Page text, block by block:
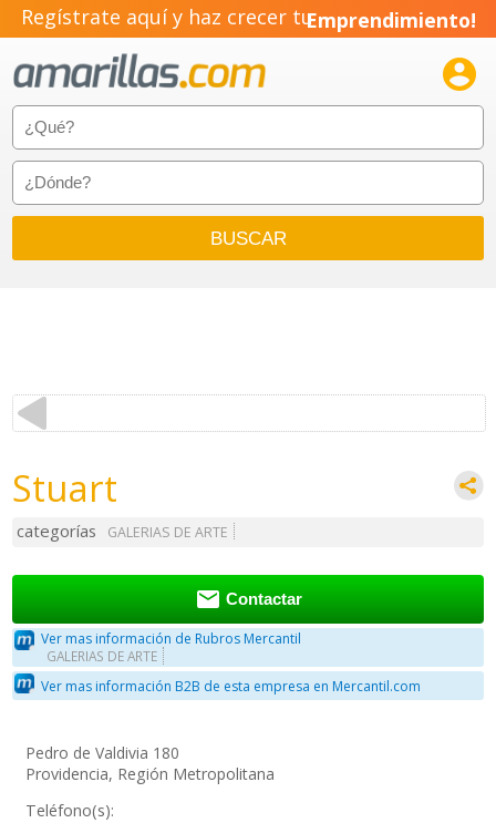
Regístrate aquí y haz crecer tuEmprendimiento!

Stuart
categorías GALERIAS DE ARTE
 Contactar
Ver mas información de Rubros Mercantil
GALERIAS DE ARTE
Ver mas información B2B de esta empresa en Mercantil.com
Pedro de Valdivia 180
Providencia, Región Metropolitana
Teléfono(s):